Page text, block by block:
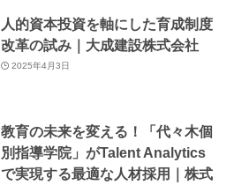
人的資本投資を軸にした育成制度
改革の試み｜大成建設株式会社
2025年4月3日
教育の未来を変える！「代々木個
別指導学院」がTalent Analytics
で実現する最適な人材採用｜株式